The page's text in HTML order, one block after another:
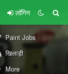
लॉगिन
Paint Jobs
खिलाड़ी
More